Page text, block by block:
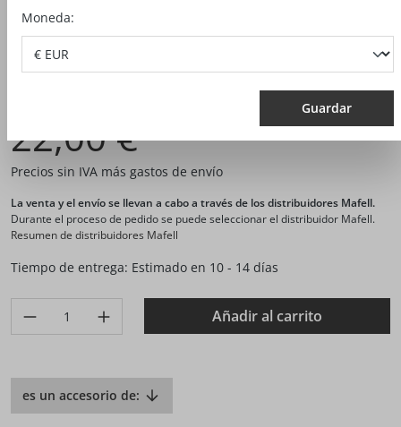
22,00 €*
Precios sin IVA más gastos de envío
La venta y el envío se llevan a cabo a través de los distribuidores Mafell.
Durante el proceso de pedido se puede seleccionar el distribuidor Mafell.
Resumen de distribuidores Mafell
Tiempo de entrega: Estimado en 10 - 14 días
Produkt Anzahl: Gib den gewünschten Wert ein oder
Añadir al carrito
es un accesorio de:
Moneda:
Guardar